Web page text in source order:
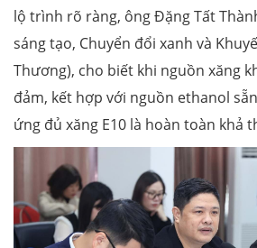
lộ trình rõ ràng, ông Đặng Tất
sáng tạo, Chuyển đổi xanh và
Thương), cho biết khi nguồn xăng
đảm, kết hợp với nguồn ethanol
ứng đủ xăng E10 là hoàn toàn khả